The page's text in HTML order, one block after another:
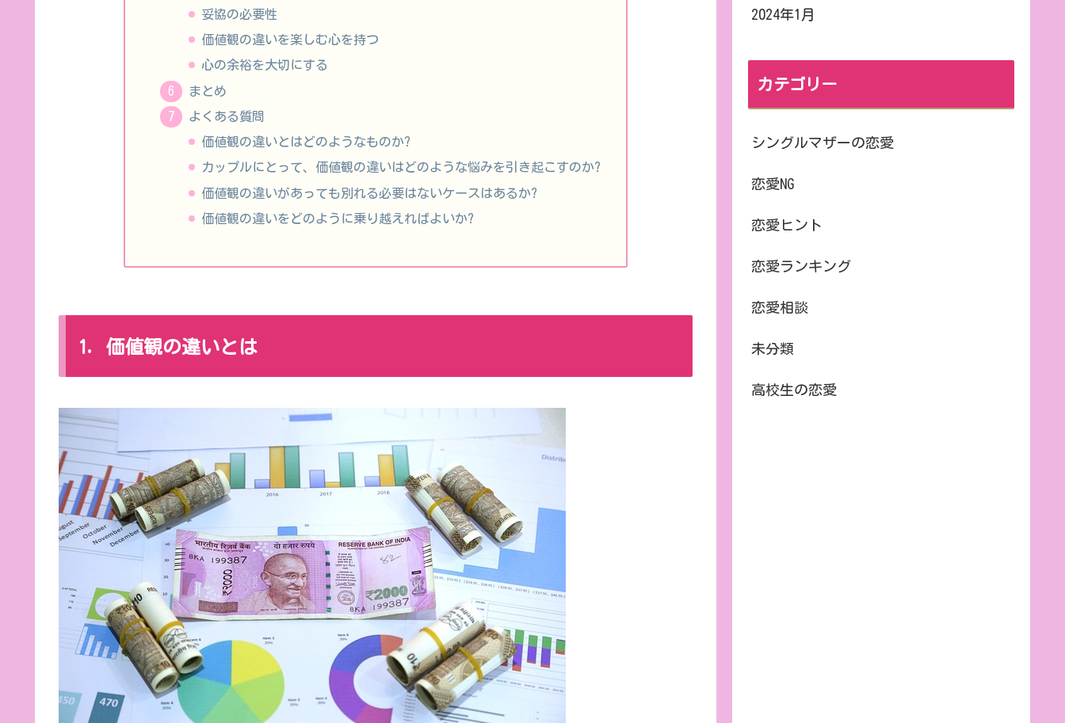
妥協の必要性
価値観の違いを楽しむ心を持つ
心の余裕を大切にする
まとめ
よくある質問
価値観の違いとはどのようなものか?
カップルにとって、価値観の違いはどのような悩みを引き起こすのか?
価値観の違いがあっても別れる必要はないケースはあるか?
価値観の違いをどのように乗り越えればよいか?
1. 価値観の違いとは
2024年1月
カテゴリー
シングルマザーの恋愛
恋愛NG
恋愛ヒント
恋愛ランキング
恋愛相談
未分類
高校生の恋愛